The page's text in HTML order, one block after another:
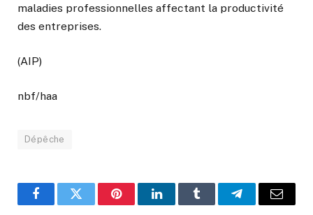
maladies professionnelles affectant la productivité
des entreprises.
(AIP)
nbf/haa
Dépêche
FacebookTwitter PinterestLinkedInTumblr TelegramEmail